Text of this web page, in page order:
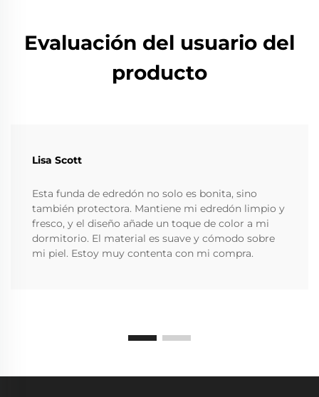
Evaluación del usuario del
producto
Lisa Scott
Esta funda de edredón no solo es bonita, sino
también protectora. Mantiene mi edredón limpio y
fresco, y el diseño añade un toque de color a mi
dormitorio. El material es suave y cómodo sobre
mi piel. Estoy muy contenta con mi compra.